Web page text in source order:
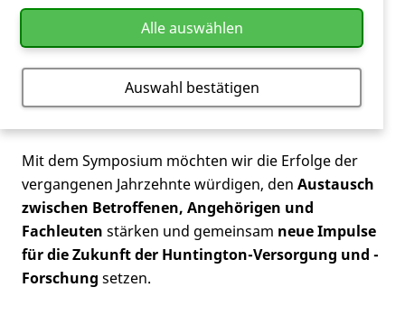
Selbsthilfegruppe Bayern.
Diese lange Tradition am StandortTaufkirchen
(Vils)ist nicht nur Ausdruck von Engagement und
Zusammenhalt, sondern hat auch entscheidend zur
Mit dem Symposium möchten wir die Erfolge der
vergangenen Jahrzehnte würdigen, den Austausch
zwischen Betroffenen, Angehörigen und
Fachleuten stärken und gemeinsam neue Impulse
für die Zukunft der Huntington-Versorgung und -
Forschung setzen.
Alle auswählen
Auswahl bestätigen